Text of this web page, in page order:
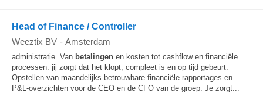
Head of Finance / Controller
Weeztix BV - Amsterdam
administratie. Van betalingen en kosten tot cashflow en financiële
processen: jij zorgt dat het klopt, compleet is en op tijd gebeurt.
Opstellen van maandelijks betrouwbare financiële rapportages en
P&L-overzichten voor de CEO en de CFO van de groep. Je zorgt...